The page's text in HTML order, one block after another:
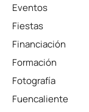
Eventos
Fiestas
Financiación
Formación
Fotografía
Fuencaliente